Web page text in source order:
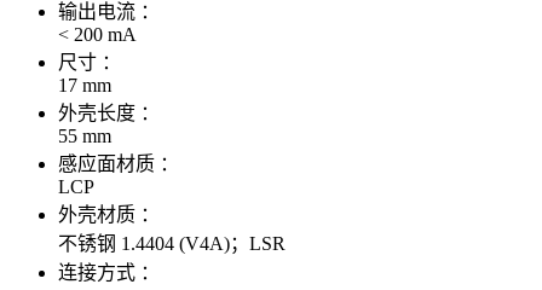
输出电流 ：
< 200 mA
尺寸 ：
17 mm
外壳长度 ：
55 mm
感应面材质 ：
LCP
外壳材质 ：
不锈钢 1.4404 (V4A)；LSR
连接方式 ：